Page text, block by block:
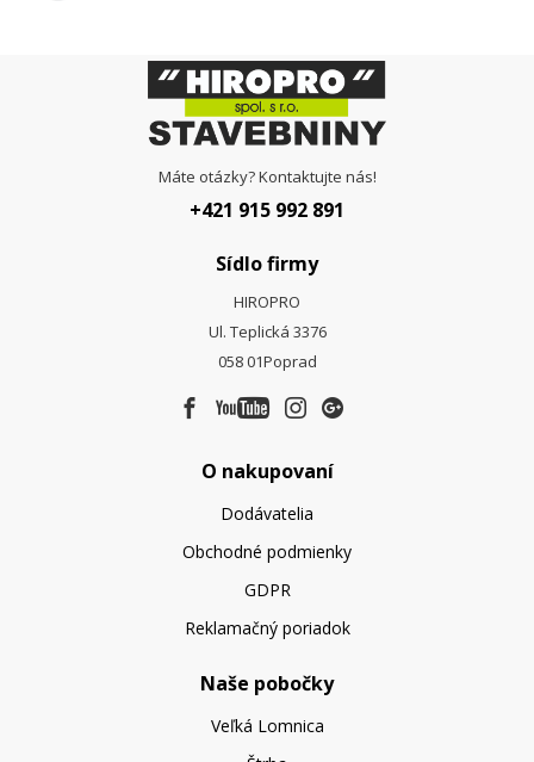
Máte otázky? Kontaktujte nás!
+421 915 992 891
Sídlo firmy
HIROPRO
Ul. Teplická 3376
058 01Poprad
O nakupovaní
Dodávatelia
Obchodné podmienky
GDPR
Reklamačný poriadok
Naše pobočky
Veľká Lomnica